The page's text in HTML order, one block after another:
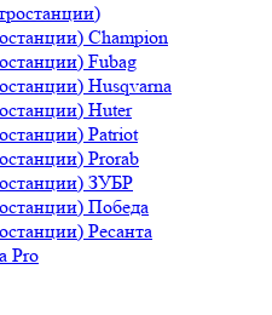
Champion
Fubag
Husqvarna
Huter
Patriot
Prorab
ЗУБР
Победа
Ресанта
Pro